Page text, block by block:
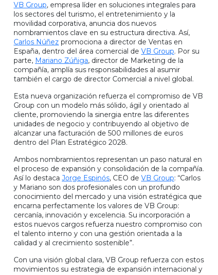
VB Group, empresa líder en soluciones integrales para
los sectores del turismo, el entretenimiento y la
movilidad corporativa, anuncia dos nuevos
nombramientos clave en su estructura directiva. Así,
Carlos Núñez promociona a director de Ventas en
España, dentro del área comercial de VB Group. Por su
parte, Mariano Zúñiga, director de Marketing de la
compañía, amplía sus responsabilidades al asumir
también el cargo de director Comercial a nivel global.
Esta nueva organización refuerza el compromiso de VB
Group con un modelo más sólido, ágil y orientado al
cliente, promoviendo la sinergia entre las diferentes
unidades de negocio y contribuyendo al objetivo de
alcanzar una facturación de 500 millones de euros
dentro del Plan Estratégico 2028.
Ambos nombramientos representan un paso natural en
el proceso de expansión y consolidación de la compañía.
Así lo destaca Jorge Espinós, CEO de VB Group: “Carlos
y Mariano son dos profesionales con un profundo
conocimiento del mercado y una visión estratégica que
encarna perfectamente los valores de VB Group:
cercanía, innovación y excelencia. Su incorporación a
estos nuevos cargos refuerza nuestro compromiso con
el talento interno y con una gestión orientada a la
calidad y al crecimiento sostenible”.
Con una visión global clara, VB Group refuerza con estos
movimientos su estrategia de expansión internacional y